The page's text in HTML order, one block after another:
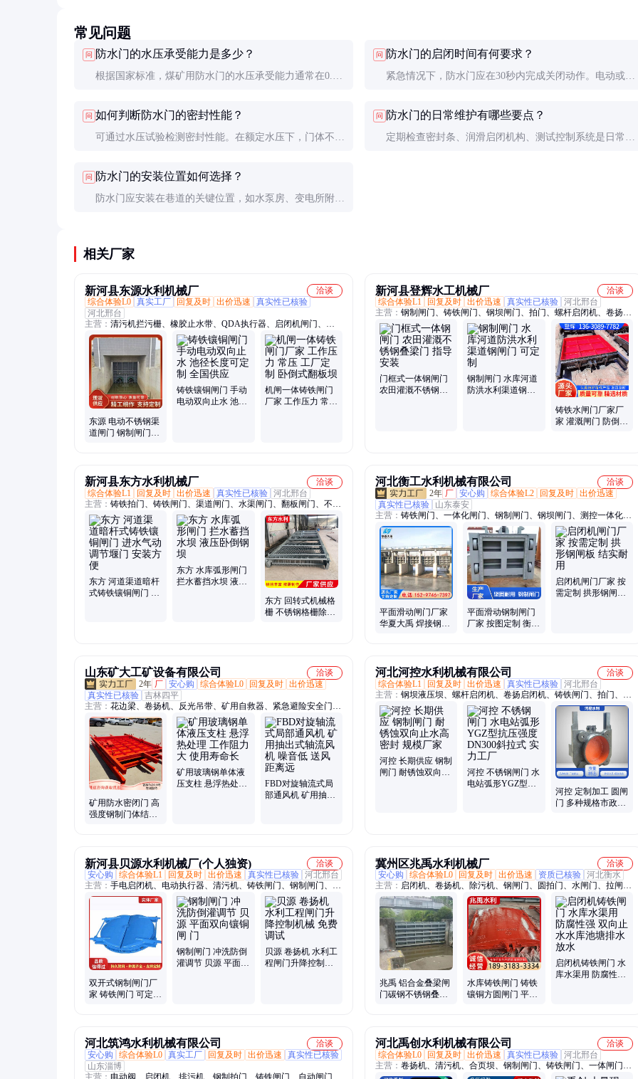
常见问题
问 防水门的水压承受能力是多少？
根据国家标准，煤矿用防水门的水压承受能力通常在0.5-
问 防水门的启闭时间有何要求？
紧急情况下，防水门应在30秒内完成关闭动作。电动或液
成。
问 如何判断防水门的密封性能？
可通过水压试验检测密封性能。在额定水压下，门体不应
问 防水门的日常维护有哪些要点？
定期检查密封条、润滑启闭机构、测试控制系统是日常维
问 防水门的安装位置如何选择？
防水门应安装在巷道的关键位置，如水泵房、变电所附
相关厂家
新河县东源水利机械厂
洽谈
综合体验L0 真实工厂 回复及时 出价迅速
真实性已核验
河北邢台
主营： 清污机拦污栅、橡胶止水带、QDA执行器、启闭机闸门、钢
坝闸门、各种材质拍门、污水厂闸门设备、铸铁闸门、铸铁镶銅闸
门、螺杆启闭机
东源 电动不锈钢渠
道闸门 钢制闸门厂
铸铁镶铜闸门 手动
电动双向止水 池径
机闸一体铸铁闸门
厂家 工作压力 常压
新河县登辉水工机械厂
洽谈
综合体验L1
回复及时 出价迅速 真实性已核验 河北邢台
主营： 钢制闸门、铸铁闸门、钢坝闸门、拍门、螺杆启闭机、卷扬启
闭机
门框式一体钢闸门
农田灌溉不锈钢叠
钢制闸门 水库河道
防洪水利渠道钢闸
铸铁水闸门厂家厂
家 灌溉闸门 防倒灌
新河县东方水利机械厂
洽谈
综合体验L1
回复及时 出价迅速 真实性已核验 河北邢台
主营： 铸铁拍门、铸铁闸门、渠道闸门、水渠闸门、翻板闸门、不锈
钢闸门、启闭机、清污机、机械拦污栅
东方 河道渠道暗杆
式铸铁镶铜闸门 进
东方 水库弧形闸门
拦水蓄挡水坝 液压
东方 回转式机械格
栅 不锈钢格栅除污
河北衡工水利机械有限公司
洽谈
2年 厂 安心购 综合体验L2 回复及时 出价迅速
真实性已核验
山东泰安
主营： 铸铁闸门、一体化闸门、钢制闸门、钢坝闸门、测控一体化闸
门、清污机
平面滑动闸门厂家
华夏大禹 焊接钢闸
平面滑动钢制闸门
厂家 按图定制 衡工
启闭机闸门厂家 按
需定制 拱形钢闸板
山东矿大工矿设备有限公司
洽谈
2年 厂 安心购 综合体验L0 回复及时 出价迅速
真实性已核验 吉林四平
主营： 花边梁、卷扬机、反光吊带、矿用自救器、紧急避险安全门、
无压风门、防火栅栏两用门、避难硐室门、隧道施工、左开道岔、轨
道接头、双钩链条、吊车垫木、支架液压枪、喇叭包胶辊、弹簧扳道
器、轨道防腐枕木、单体支柱柱帽、自救一体装置、单体支柱升柱
器、液压支柱防倒带、托辊
矿用防水密闭门 高
强度钢制门体结构
矿用玻璃钢单体液
压支柱 悬浮热处理
FBD对旋轴流式局
部通风机 矿用抽出
河北河控水利机械有限公司
洽谈
综合体验L1
回复及时 出价迅速 真实性已核验 河北邢台
主营： 钢坝液压坝、螺杆启闭机、卷扬启闭机、铸铁闸门、拍门、钢
闸门、铸铁镶铜闸门、翻板闸门、堰门、叠梁门、防淹门、地铁防淹
门、水库弧形闸门、钢坝、液压升降坝、清污机、回转式清污机、机
械格栅、液压卷扬启闭机
河控 长期供应 钢制
闸门 耐锈蚀双向止
河控 不锈钢闸门 水
电站弧形YGZ型抗
河控 定制加工 圆闸
门 多种规格市政排
新河县贝源水利机械厂(个人独资)
洽谈
安心购
综合体验L1 回复及时 出价迅速 真实性已核验 河北邢台
主营： 手电启闭机、电动执行器、清污机、铸铁闸门、钢制闸门、液
压式翻板门、液压钢坝、卷扬机
双开式钢制闸门厂
家 铸铁闸门 可定制
钢制闸门 冲洗防倒
灌调节 贝源 平面双
贝源 卷扬机 水利工
程闸门升降控制机
冀州区兆禹水利机械厂
洽谈
安心购
综合体验L0 回复及时 出价迅速 资质已核验 河北衡水
主营： 启闭机、卷扬机、除污机、钢闸门、圆拍门、水闸门、拉闸
门、圆闸门、拍门阀、铸铁闸门、钢制闸门、拍门、闸门、止水带、
清污机、拦污栅、格栅机、启闭器、螺杆启闭机、卷扬启闭机、钢坝
兆禹 铝合金叠梁闸
门碳钢不锈钢叠梁
水库铸铁闸门 铸铁
镶铜方圆闸门 平面
启闭机铸铁闸门 水
库水渠用 防腐性强
河北筑鸿水利机械有限公司
洽谈
安心购
综合体验L0 真实工厂 回复及时 出价迅速
真实性已核验
山东淄博
主营： 电动阀、启闭机、排污机、钢制拍门、铸铁闸门、自动闸门、
河北禹创水利机械有限公司
洽谈
综合体验L0
回复及时 出价迅速 真实性已核验 河北邢台
主营： 卷扬机、清污机、合页坝、钢制闸门、铸铁闸门、一体闸门、